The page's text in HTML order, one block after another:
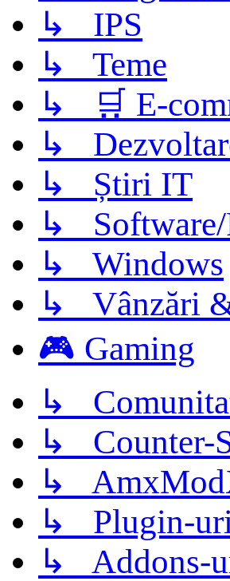
↳ IPS
↳ Teme
↳ 🛒 E-
↳
↳ Știri IT
↳ Software/
↳ Windows
↳ Vânzări
🎮 Gaming
↳
↳ Counter-
↳
↳ Plugin-
↳ Addons-